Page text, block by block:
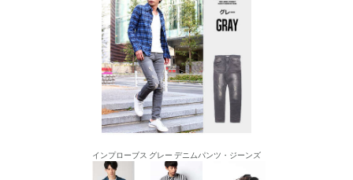
インプローブス グレー デニムパンツ・ジーンズ